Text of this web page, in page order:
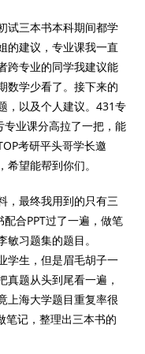
试三本书本科期间都学
的建议，专业课我一直
跨专业的同学我建议能
数学少看了。接下来的
，以及个人建议。431专
业课分高拉了一把，能
考研平头哥学长邀
望能帮到你们。
，最终我用到的只有三
合PPT过了一遍，做笔
习题集的题目。
学生，但是眉毛胡子一
真题从头到尾看一遍，
上海大学题目重复率很
笔记，整理出三本书的